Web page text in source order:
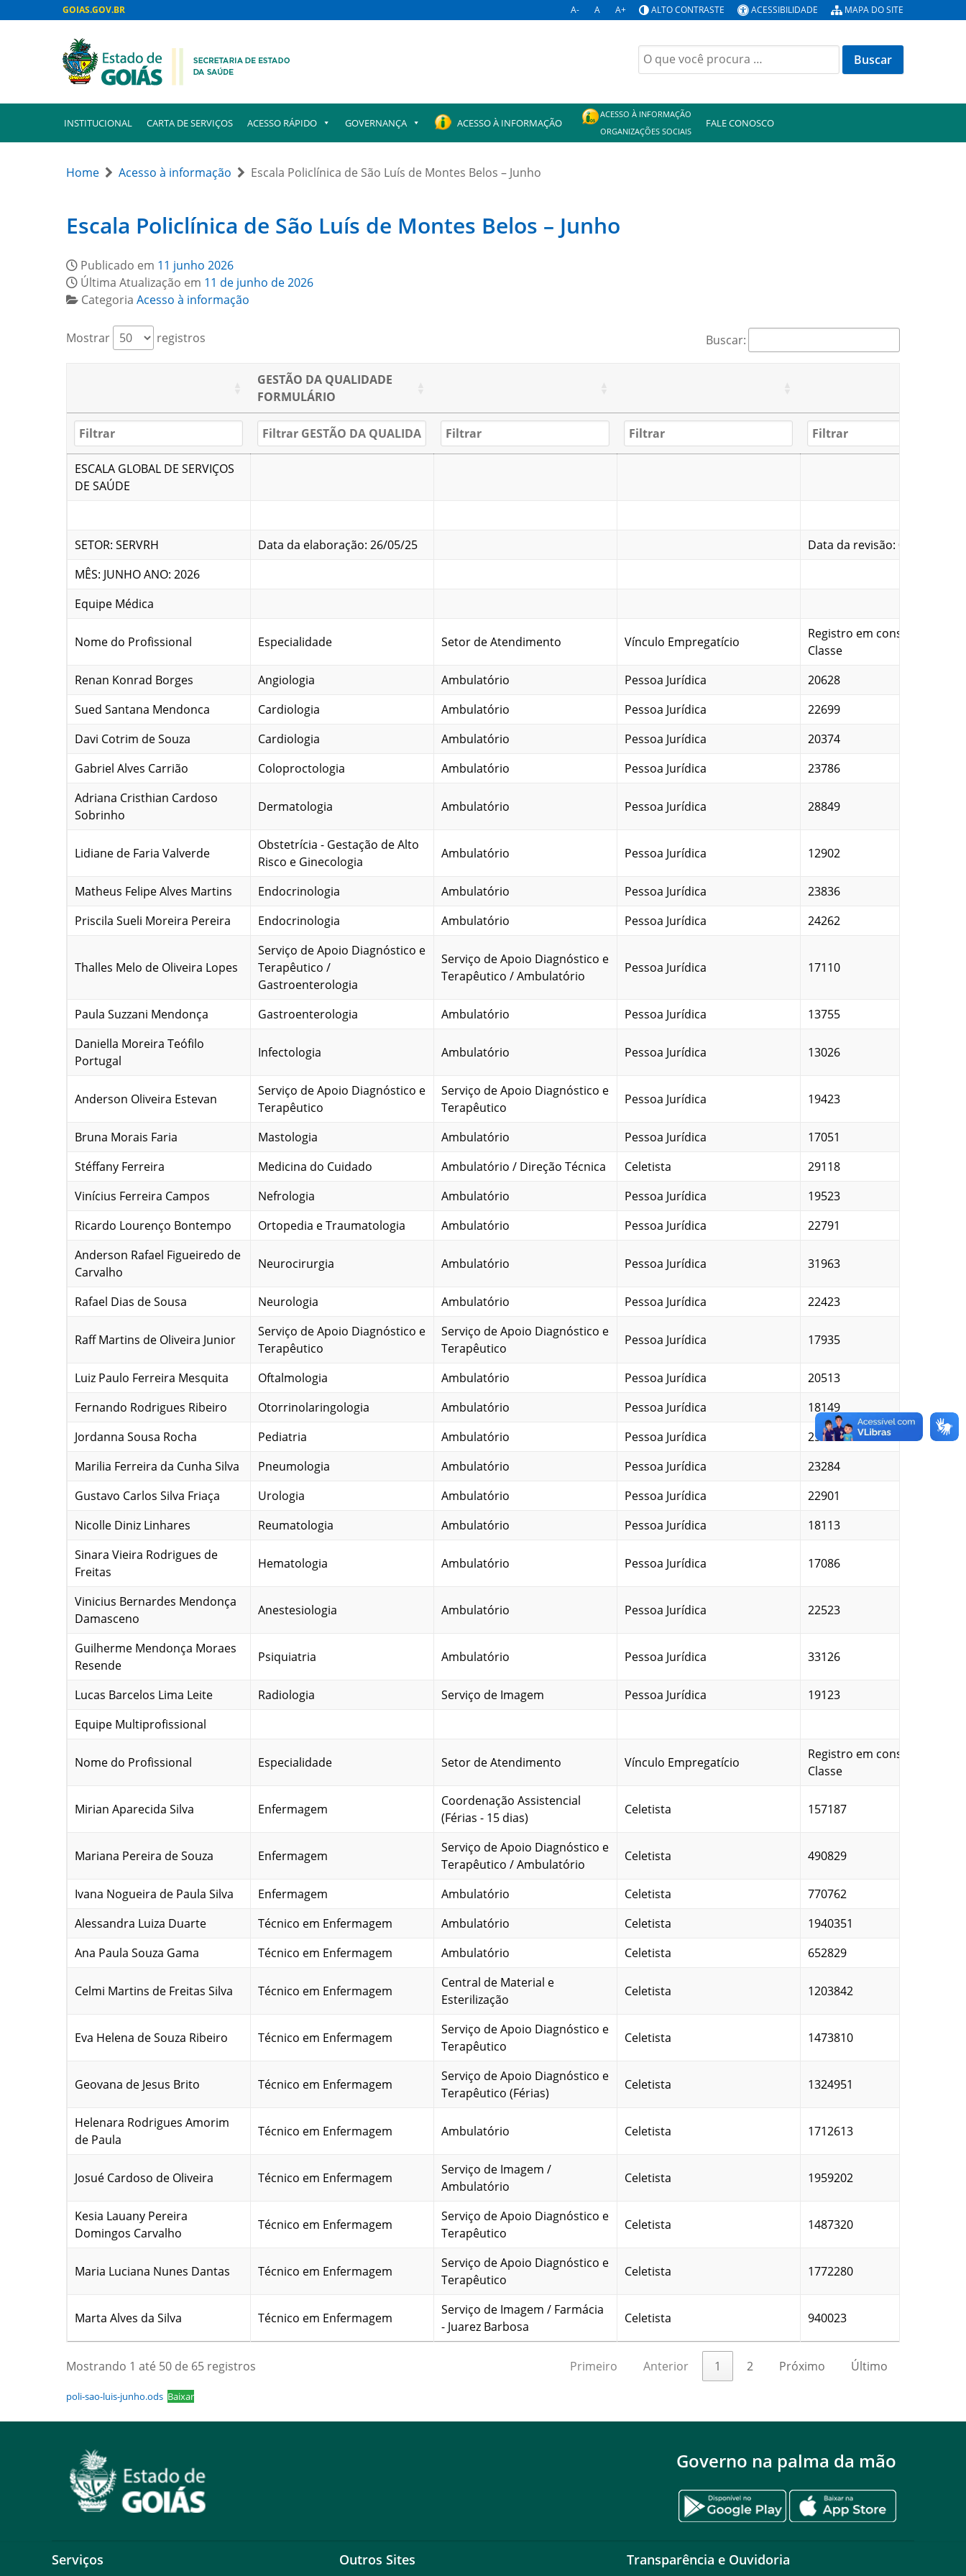
GOIAS.GOV.BR A- A A+ ALTO CONTRASTE ACESSIBILIDADE MAPA DO SITE
Buscar
por:
INSTITUCIONAL CARTA DE SERVIÇOS ACESSO RÁPIDO GOVERNANÇA ACESSO À INFORMAÇÃO
ACESSO À INFORMAÇÃO
ORGANIZAÇÕES SOCIAIS
FALE CONOSCO
Home Acesso à informação Escala Policlínica de São Luís de Montes Belos – Junho
Escala Policlínica de São Luís de Montes Belos – Junho
Publicado em 11 junho 2026
Última Atualização em 11 de junho de 2026
Categoria Acesso à informação
Mostrar registros Buscar:
GESTÃO DA QUALIDADE
FORMULÁRIO
ESCALA GLOBAL DE SERVIÇOS
DE SAÚDE
SETOR: SERVRH Data da elaboração: 26/05/25
Data da revisão: 07/07/25
MÊS: JUNHO ANO: 2026
Equipe Médica
Nome do Profissional Especialidade Setor de Atendimento Vínculo Empregatício
Registro em conselho de
Classe
Renan Konrad Borges
Angiologia Ambulatório Pessoa Jurídica
20628
Sued Santana Mendonca
Cardiologia Ambulatório Pessoa Jurídica
22699
Davi Cotrim de Souza
Cardiologia Ambulatório Pessoa Jurídica
20374
Gabriel Alves Carrião
Coloproctologia Ambulatório Pessoa Jurídica
23786
Adriana Cristhian Cardoso
Sobrinho
Dermatologia Ambulatório Pessoa Jurídica 28849
Lidiane de Faria Valverde
Obstetrícia - Gestação de Alto
Risco e Ginecologia
Ambulatório Pessoa Jurídica 12902
Matheus Felipe Alves Martins Endocrinologia Ambulatório Pessoa Jurídica
23836
Priscila Sueli Moreira Pereira
Endocrinologia Ambulatório Pessoa Jurídica 24262
Thalles Melo de Oliveira Lopes
Serviço de Apoio Diagnóstico e
Terapêutico /
Gastroenterologia
Serviço de Apoio Diagnóstico e
Terapêutico / Ambulatório
Pessoa Jurídica 17110
Paula Suzzani Mendonça Gastroenterologia Ambulatório Pessoa Jurídica
13755
Daniella Moreira Teófilo
Portugal
Infectologia Ambulatório Pessoa Jurídica 13026
Anderson Oliveira Estevan
Serviço de Apoio Diagnóstico e
Terapêutico
Serviço de Apoio Diagnóstico e
Terapêutico
Pessoa Jurídica 19423
Bruna Morais Faria Mastologia Ambulatório Pessoa Jurídica
17051
Stéffany Ferreira
Medicina do Cuidado Ambulatório / Direção Técnica Celetista
29118
Vinícius Ferreira Campos
Nefrologia Ambulatório Pessoa Jurídica
19523
Ricardo Lourenço Bontempo
Ortopedia e Traumatologia Ambulatório Pessoa Jurídica
22791
Anderson Rafael Figueiredo de
Carvalho
Neurocirurgia Ambulatório Pessoa Jurídica 31963
Rafael Dias de Sousa Neurologia Ambulatório Pessoa Jurídica 22423
Raff Martins de Oliveira Junior
Serviço de Apoio Diagnóstico e
Terapêutico
Serviço de Apoio Diagnóstico e
Terapêutico
Pessoa Jurídica 17935
Luiz Paulo Ferreira Mesquita Oftalmologia Ambulatório Pessoa Jurídica
20513
Fernando Rodrigues Ribeiro
Otorrinolaringologia Ambulatório Pessoa Jurídica
18149
Jordanna Sousa Rocha
Pediatria Ambulatório Pessoa Jurídica
25494
Marilia Ferreira da Cunha Silva
Pneumologia Ambulatório Pessoa Jurídica
23284
Gustavo Carlos Silva Friaça
Urologia Ambulatório Pessoa Jurídica
22901
Nicolle Diniz Linhares
Reumatologia Ambulatório Pessoa Jurídica
18113
Sinara Vieira Rodrigues de
Freitas
Hematologia Ambulatório Pessoa Jurídica 17086
Vinicius Bernardes Mendonça
Damasceno
Anestesiologia Ambulatório Pessoa Jurídica 22523
Guilherme Mendonça Moraes
Resende
Psiquiatria Ambulatório Pessoa Jurídica 33126
Lucas Barcelos Lima Leite Radiologia Serviço de Imagem Pessoa Jurídica
19123
Equipe Multiprofissional
Nome do Profissional Especialidade Setor de Atendimento Vínculo Empregatício
Registro em conselho de
Classe
Mirian Aparecida Silva Enfermagem
Coordenação Assistencial
(Férias - 15 dias)
Celetista 157187
Mariana Pereira de Souza Enfermagem
Serviço de Apoio Diagnóstico e
Terapêutico / Ambulatório
Celetista 490829
Ivana Nogueira de Paula Silva Enfermagem Ambulatório Celetista
770762
Alessandra Luiza Duarte
Técnico em Enfermagem Ambulatório Celetista
1940351
Ana Paula Souza Gama
Técnico em Enfermagem Ambulatório Celetista 652829
Celmi Martins de Freitas Silva Técnico em Enfermagem
Central de Material e
Esterilização
Celetista 1203842
Eva Helena de Souza Ribeiro Técnico em Enfermagem
Serviço de Apoio Diagnóstico e
Terapêutico
Celetista 1473810
Geovana de Jesus Brito Técnico em Enfermagem
Serviço de Apoio Diagnóstico e
Terapêutico (Férias)
Celetista 1324951
Helenara Rodrigues Amorim
de Paula
Técnico em Enfermagem Ambulatório Celetista 1712613
Josué Cardoso de Oliveira Técnico em Enfermagem
Serviço de Imagem /
Ambulatório
Celetista 1959202
Kesia Lauany Pereira
Domingos Carvalho
Técnico em Enfermagem
Serviço de Apoio Diagnóstico e
Terapêutico
Celetista 1487320
Maria Luciana Nunes Dantas Técnico em Enfermagem
Serviço de Apoio Diagnóstico e
Terapêutico
Celetista 1772280
Marta Alves da Silva Técnico em Enfermagem
Serviço de Imagem / Farmácia
- Juarez Barbosa
Celetista 940023
Mostrando 1 até 50 de 65 registros Primeiro Anterior 1 2 Próximo Último
poli-sao-luis-junho.ods Baixar
Governo na palma da mão
Serviços Outros Sites Transparência e Ouvidoria